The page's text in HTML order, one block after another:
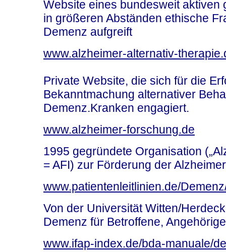
Website eines bundesweit aktiven
in größeren Abständen ethische
Demenz aufgreift
www.alzheimer-alternativ-
Private Website, die sich für die
Bekanntmachung alternativer
Demenz.Kranken engagiert.
www.alzheimer-forschung.de
1995 gegründete Organisation
= AFI) zur Förderung der
www.patientenleitlinien.de/
Von der Universität Witten/
Demenz für Betroffene,
www.ifap-index.de/bda-manuale/